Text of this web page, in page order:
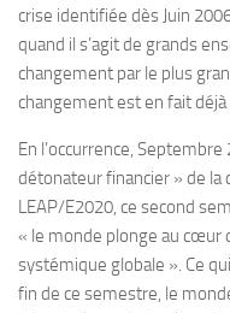
crise identifiée dès Juin
quand il s’agit de grands
changement par le plus
changement est en fait déjà
En l’occurrence,
détonateur financier » de la
LEAP/E2020, ce second
« le monde plonge au cœur
systémique globale ». Ce
fin de ce semestre, le